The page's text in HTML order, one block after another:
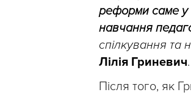
реформи саме у
навчання
спілкування та
Лілія Гриневич.
Після того, як